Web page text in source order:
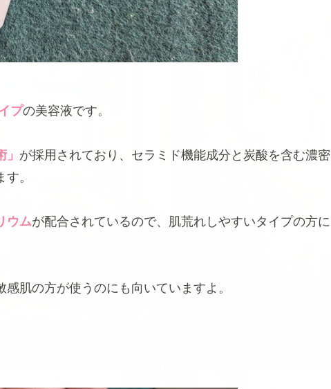
プの美容液です。
が採用されており、セラミド機能成分と炭酸を含む濃密
。
ウムが配合されているので、肌荒れしやすいタイプの方に
感肌の方が使うのにも向いていますよ。